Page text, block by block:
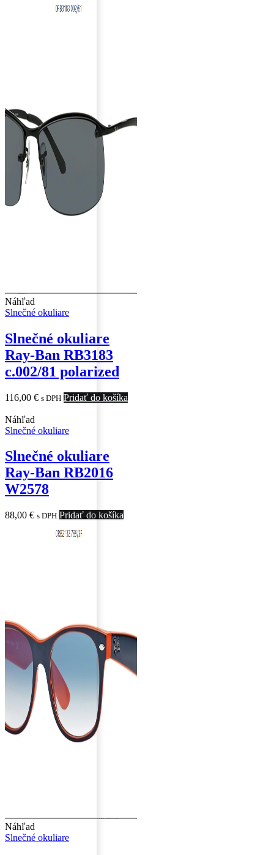
Náhľad
Slnečné okuliare
Slnečné okuliare
Ray-Ban RB3183
c.002/81 polarized
116,00 € s DPH Pridať do košíka
Náhľad
Slnečné okuliare
Slnečné okuliare
Ray-Ban RB2016
W2578
88,00 € s DPH Pridať do košíka
Náhľad
Slnečné okuliare